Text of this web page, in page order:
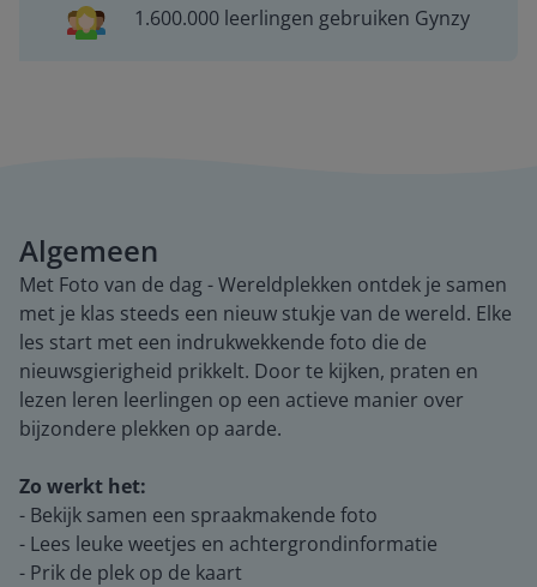
1.600.000 leerlingen gebruiken Gynzy
Algemeen
Met Foto van de dag - Wereldplekken ontdek je samen
met je klas steeds een nieuw stukje van de wereld. Elke
les start met een indrukwekkende foto die de
nieuwsgierigheid prikkelt. Door te kijken, praten en
lezen leren leerlingen op een actieve manier over
bijzondere plekken op aarde.
Zo werkt het:
- Bekijk samen een spraakmakende foto
- Lees leuke weetjes en achtergrondinformatie
- Prik de plek op de kaart